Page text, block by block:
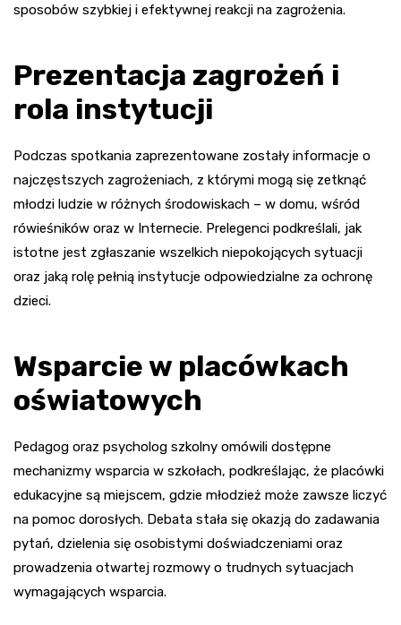
sposobów szybkiej i efektywnej reakcji na zagrożenia.
Prezentacja zagrożeń i
rola instytucji
Podczas spotkania zaprezentowane zostały informacje o
najczęstszych zagrożeniach, z którymi mogą się zetknąć
młodzi ludzie w różnych środowiskach – w domu, wśród
rówieśników oraz w Internecie. Prelegenci podkreślali, jak
istotne jest zgłaszanie wszelkich niepokojących sytuacji
oraz jaką rolę pełnią instytucje odpowiedzialne za ochronę
dzieci.
Wsparcie w placówkach
oświatowych
Pedagog oraz psycholog szkolny omówili dostępne
mechanizmy wsparcia w szkołach, podkreślając, że placówki
edukacyjne są miejscem, gdzie młodzież może zawsze liczyć
na pomoc dorosłych. Debata stała się okazją do zadawania
pytań, dzielenia się osobistymi doświadczeniami oraz
prowadzenia otwartej rozmowy o trudnych sytuacjach
wymagających wsparcia.